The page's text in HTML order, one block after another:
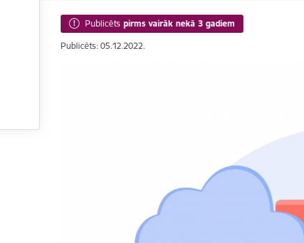
Publicēts pirms vairāk nekā 3 gadiem
Publicēts: 05.12.2022.